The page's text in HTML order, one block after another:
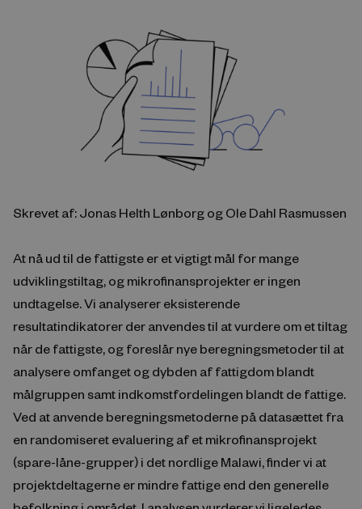
Skrevet af: Jonas Helth Lønborg og Ole Dahl Rasmussen
At nå ud til de fattigste er et vigtigt mål for mange
udviklingstiltag, og mikrofinansprojekter er ingen
undtagelse. Vi analyserer eksisterende
resultatindikatorer der anvendes til at vurdere om et tiltag
når de fattigste, og foreslår nye beregningsmetoder til at
analysere omfanget og dybden af fattigdom blandt
målgruppen samt indkomstfordelingen blandt de fattige.
Ved at anvende beregningsmetoderne på datasættet fra
en randomiseret evaluering af et mikrofinansprojekt
(spare-låne-grupper) i det nordlige Malawi, finder vi at
projektdeltagerne er mindre fattige end den generelle